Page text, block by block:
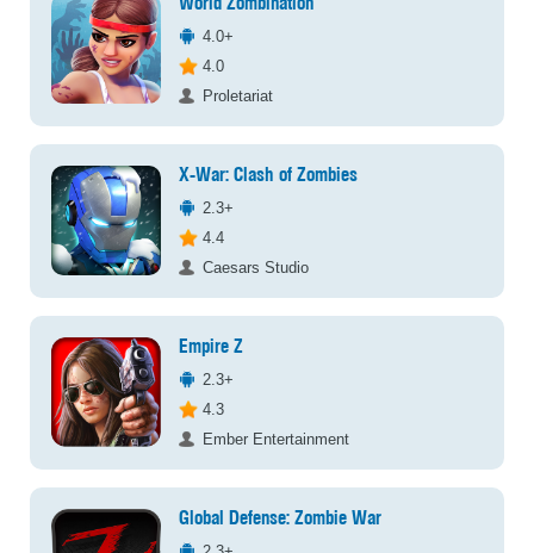
World Zombination
4.0+
4.0
Proletariat
X-War: Clash of Zombies
2.3+
4.4
Caesars Studio
Empire Z
2.3+
4.3
Ember Entertainment
Global Defense: Zombie War